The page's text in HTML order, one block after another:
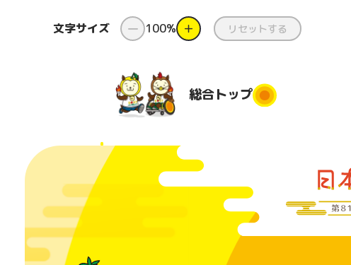
文字サイズ ー 100% ＋ リセットする
総合トップ
総合トップ
ダンス
ダンス出前授